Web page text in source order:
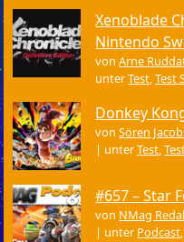
Xenoblade
Nintendo
vonArne
unterTest,Test
Donkey
vonSören
| unterTest,
#657 – Star
von NMag
| unter Podcast,